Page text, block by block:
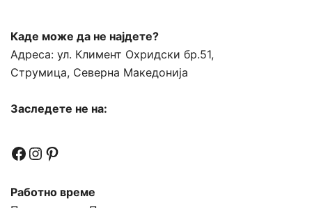
Каде може да не најдете?
Адреса: ул. Климент Охридски бр.51,
Струмица, Северна Македонија
Заследете не на:
Facebook
Instagram
Pinterest
Работно време